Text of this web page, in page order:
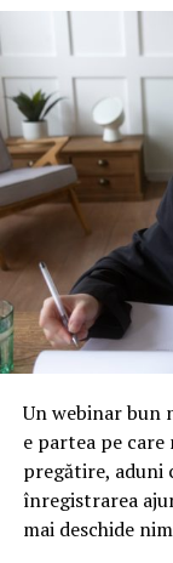
Transporturilor.
Pe de altă
Băneasa
Internaţional.
„Este un
organizează un
Anul acesta a
la întoarcere
prieteni care
noastră, piloţi
aici la Băneasa
Merica.
Sursa: Agerpres
ARTICOLE PE
Un webinar bun
e partea pe
pregătire, aduni
înregistrarea
mai deschide